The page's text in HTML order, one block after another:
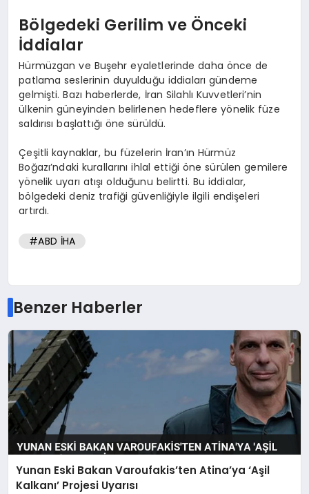
Bölgedeki Gerilim ve Önceki
İddialar
Hürmüzgan ve Buşehr eyaletlerinde daha önce de
patlama seslerinin duyulduğu iddiaları gündeme
gelmişti. Bazı haberlerde, İran Silahlı Kuvvetleri’nin
ülkenin güneyinden belirlenen hedeflere yönelik füze
saldırısı başlattığı öne sürüldü.
Çeşitli kaynaklar, bu füzelerin İran’ın Hürmüz
Boğazı’ndaki kurallarını ihlal ettiği öne sürülen gemilere
yönelik uyarı atışı olduğunu belirtti. Bu iddialar,
bölgedeki deniz trafiği güvenliğiyle ilgili endişeleri
artırdı.
#ABD İHA
Benzer Haberler
Yunan Eski Bakan Varoufakis’ten Atina’ya ‘Aşil
Kalkanı’ Projesi Uyarısı